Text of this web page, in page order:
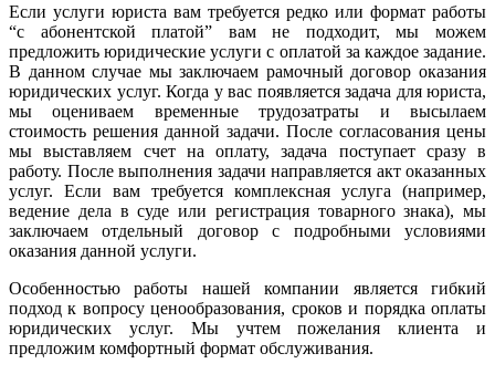
Если услуги юриста вам требуется редко или формат работы
“с абонентской платой” вам не подходит, мы можем
предложить юридические услуги с оплатой за каждое задание.
В данном случае мы заключаем рамочный договор оказания
юридических услуг. Когда у вас появляется задача для юриста,
мы оцениваем временные трудозатраты и высылаем
стоимость решения данной задачи. После согласования цены
мы выставляем счет на оплату, задача поступает сразу в
работу. После выполнения задачи направляется акт оказанных
услуг. Если вам требуется комплексная услуга (например,
ведение дела в суде или регистрация товарного знака), мы
заключаем отдельный договор с подробными условиями
оказания данной услуги.
Особенностью работы нашей компании является гибкий
подход к вопросу ценообразования, сроков и порядка оплаты
юридических услуг. Мы учтем пожелания клиента и
предложим комфортный формат обслуживания.